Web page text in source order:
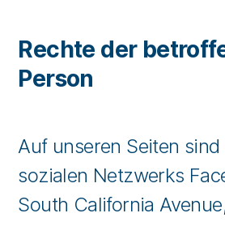
Rechte der
Person
Auf unseren Seiten sind
sozialen Netzwerks
South California